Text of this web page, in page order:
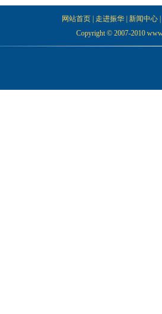
网站首页 走进振华 新闻中心
Copyright © 2007-2010